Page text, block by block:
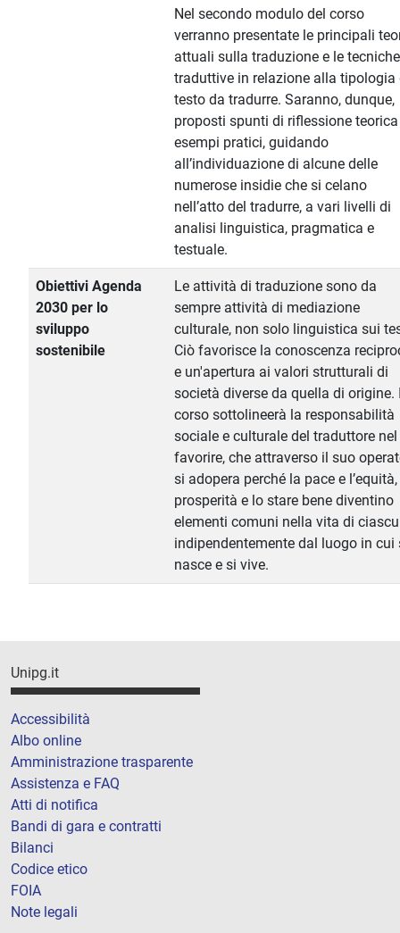
Nel secondo modulo del corso
verranno presentate le principali
attuali sulla traduzione e le tecniche
traduttive in relazione alla tipologia
testo da tradurre. Saranno, dunque,
proposti spunti di riflessione
esempi pratici, guidando
all’individuazione di alcune delle
numerose insidie che si celano
nell’atto del tradurre, a vari livelli di
analisi linguistica, pragmatica e
testuale.
Obiettivi Agenda
2030 per lo
sviluppo
sostenibile
Le attività di traduzione sono da
sempre attività di mediazione
culturale, non solo linguistica sui
Ciò favorisce la conoscenza
e un'apertura ai valori strutturali di
società diverse da quella di origine.
corso sottolineerà la responsabilità
sociale e culturale del traduttore nel
favorire, che attraverso il suo
si adopera perché la pace e
prosperità e lo stare bene diventino
elementi comuni nella vita di
indipendentemente dal luogo in cui
nasce e si vive.
Unipg.it
Accessibilità
Albo online
Amministrazione trasparente
Assistenza e FAQ
Atti di notifica
Bandi di gara e contratti
Bilanci
Codice etico
FOIA
Note legali